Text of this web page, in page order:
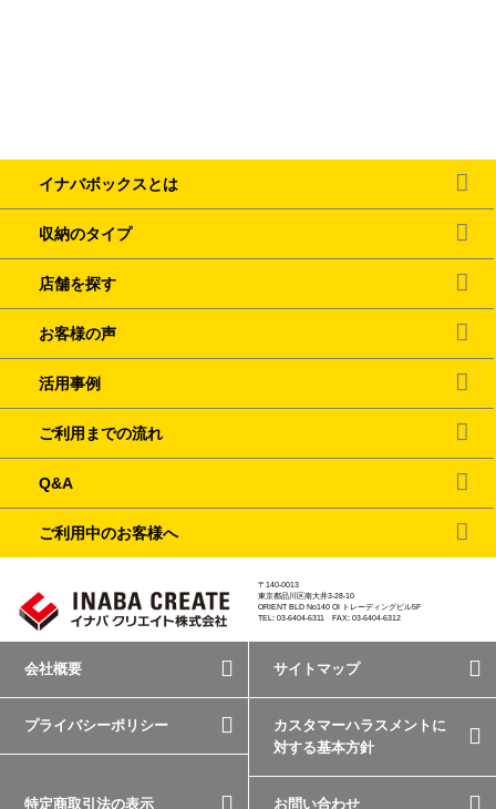
イナバボックスとは
収納のタイプ
店舗を探す
お客様の声
活用事例
ご利用までの流れ
Q&A
ご利用中のお客様へ
〒140-0013
東京都品川区南大井3-28-10
ORIENT BLD No140 OI トレーディングビル5F
TEL: 03-6404-6311 FAX: 03-6404-6312
会社概要 サイトマップ
プライバシーポリシー
カスタマーハラスメントに
対する基本方針
特定商取引法の表示 お問い合わせ